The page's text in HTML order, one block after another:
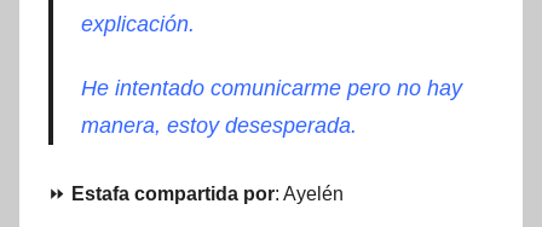
explicación.
He intentado comunicarme pero no hay
manera, estoy desesperada.
⏩ Estafa compartida por: Ayelén